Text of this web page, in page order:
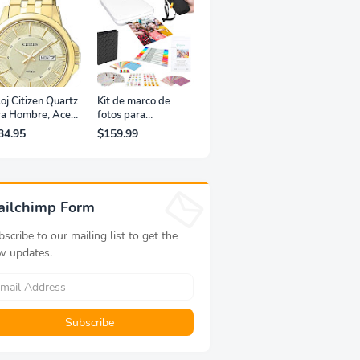
Citizen Quartz
Hombre, Acero
Clásico,
Kit de marco de
fotos para
impresora portátil
de fotografías y
$159.99
Form
to our mailing list to get the
updates.